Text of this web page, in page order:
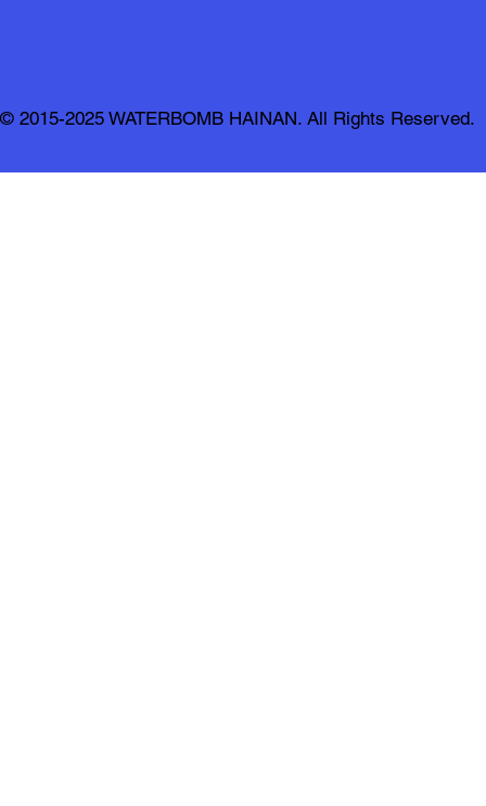
© 2015-2025 WATERBOMB HAINAN. All Rights Reserved.